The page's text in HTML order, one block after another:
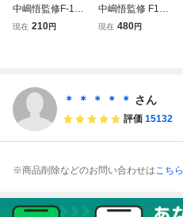
中嶋悟監修F-1ヒ
ーロー2 中嶋悟 F1
ン
現在 210円
中嶋悟監修 F1ヒ
ーローMD 【箱・
現在 480円
＊ ＊ ＊ ＊ ＊ さん
評価 15132
※商品削除などのお問い合わせはこちら